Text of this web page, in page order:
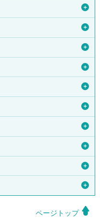
＋
＋
＋
＋
＋
＋
＋
＋
＋
＋
ページトップ